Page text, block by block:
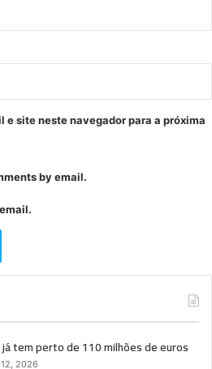
e site neste navegador para a próxima
by email.
tem perto de 110 milhões de euros
2026